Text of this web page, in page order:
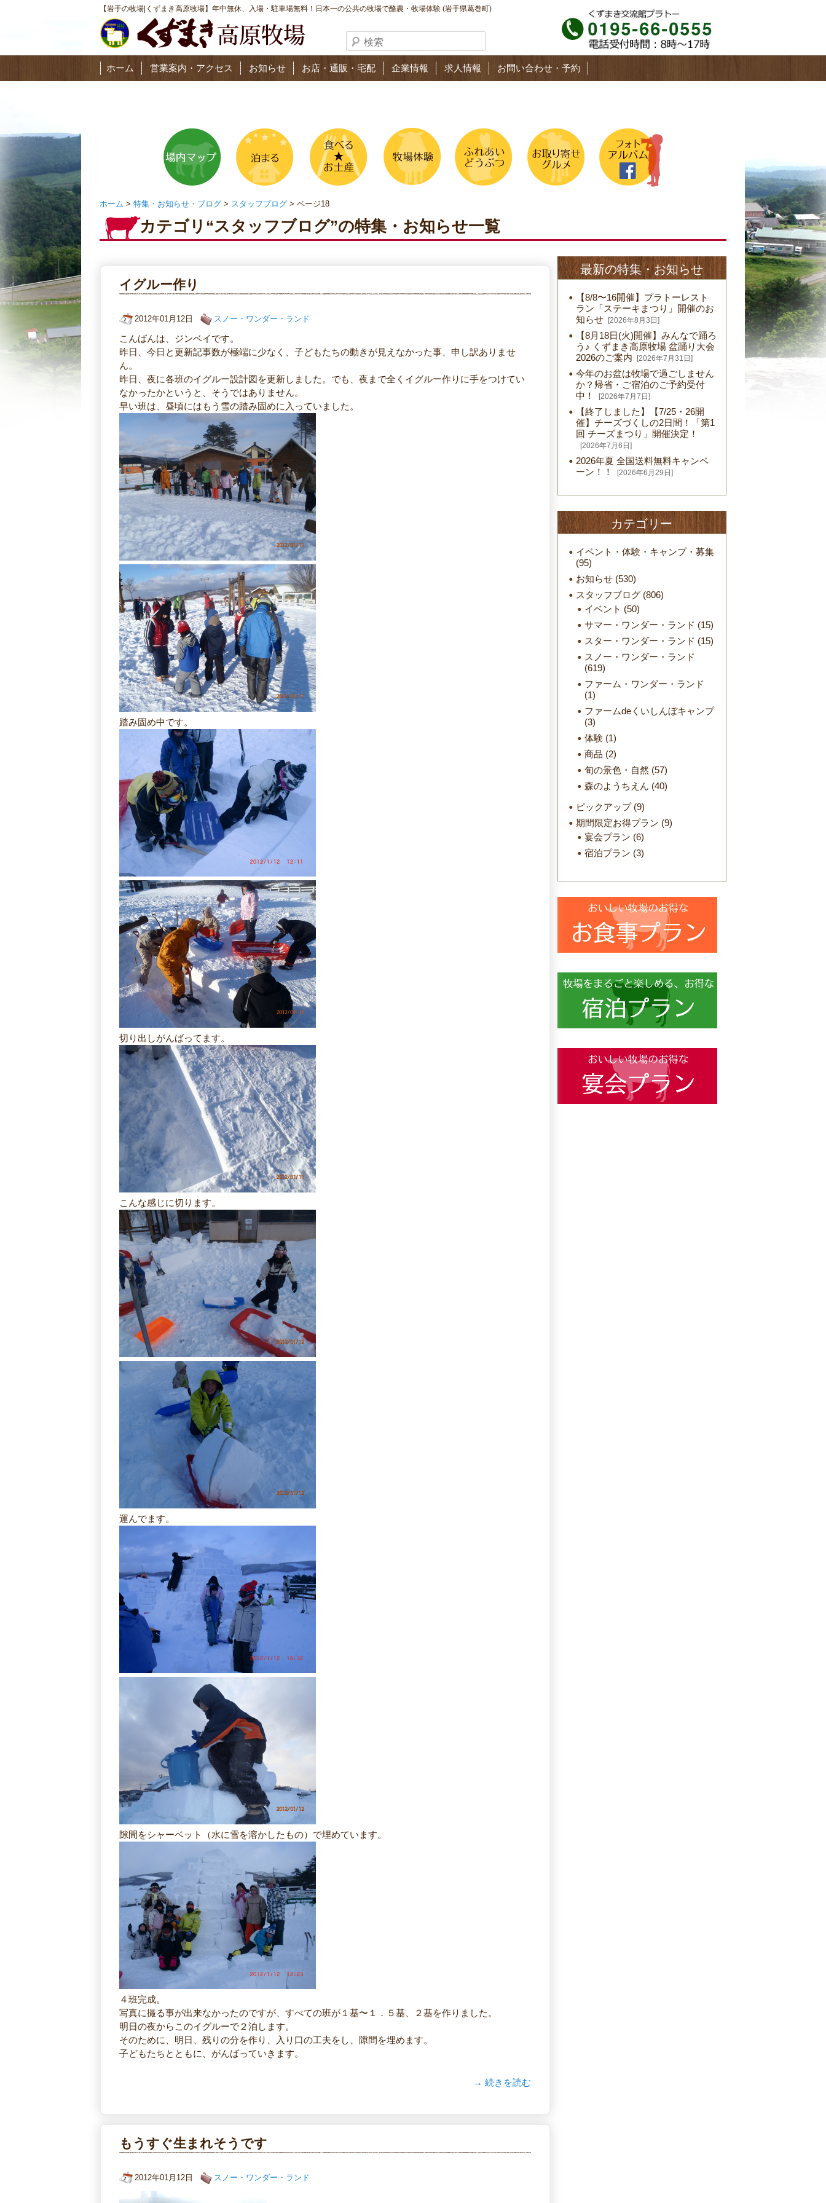
【岩手の牧場|くずまき高原牧場】年中無休、入場・駐車場無料！日本一の公共の牧場で酪農・牧場体験 (岩手県葛巻町)
ホーム 営業案内・アクセス お知らせ お店・通販・宅配 企業情報 求人情報 お問い合わせ・予約
ホーム > 特集・お知らせ・ブログ > スタッフブログ > ページ18
カテゴリ“スタッフブログ”の特集・お知らせ一覧
イグルー作り
2012年01月12日 スノー・ワンダー・ランド
こんばんは、ジンベイです。
昨日、今日と更新記事数が極端に少なく、子どもたちの動きが見えなかった事、申し訳ありませ
ん。
昨日、夜に各班のイグルー設計図を更新しました。でも、夜まで全くイグルー作りに手をつけてい
なかったかというと、そうではありません。
早い班は、昼頃にはもう雪の踏み固めに入っていました。
踏み固め中です。
切り出しがんばってます。
こんな感じに切ります。
運んでます。
隙間をシャーベット（水に雪を溶かしたもの）で埋めています。
４班完成。
写真に撮る事が出来なかったのですが、すべての班が１基〜１．５基、２基を作りました。
明日の夜からこのイグルーで２泊します。
そのために、明日、残りの分を作り、入り口の工夫をし、隙間を埋めます。
子どもたちとともに、がんばっていきます。
→ 続きを読む
もうすぐ生まれそうです
2012年01月12日 スノー・ワンダー・ランド
最新の特集・お知らせ
【8/8〜16開催】プラトーレスト
ラン「ステーキまつり」開催のお
知らせ
[2026年8月3日]
【8月18日(火)開催】みんなで踊ろ
う♪ くずまき高原牧場 盆踊り大会
2026のご案内
[2026年7月31日]
今年のお盆は牧場で過ごしません
か？帰省・ご宿泊のご予約受付
中！
[2026年7月7日]
【終了しました】【7/25・26開
催】チーズづくしの2日間！「第1
回 チーズまつり」開催決定！
[2026年7月6日]
2026年夏 全国送料無料キャンペ
ーン！！
[2026年6月29日]
カテゴリー
イベント・体験・キャンプ・募集
(95)
お知らせ(530)
スタッフブログ(806)
イベント (50)
サマー・ワンダー・ランド (15)
スター・ワンダー・ランド (15)
スノー・ワンダー・ランド
(619)
ファーム・ワンダー・ランド
(1)
ファームdeくいしんぼキャンプ
(3)
体験 (1)
商品 (2)
旬の景色・自然 (57)
森のようちえん (40)
ピックアップ(9)
期間限定お得プラン (9)
宴会プラン (6)
宿泊プラン (3)